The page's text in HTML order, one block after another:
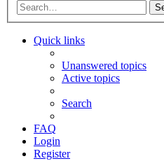
Quick links
Unanswered topics
Active topics
Search
FAQ
Login
Register